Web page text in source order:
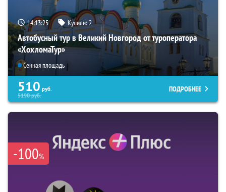
14:13:24 Купили:2
Автобусный тур в Великий Новгород от туроператора
«ХохломаТур»
Сенная площадь
510 руб.
5190руб.
ПОДРОБНЕЕ
-100%